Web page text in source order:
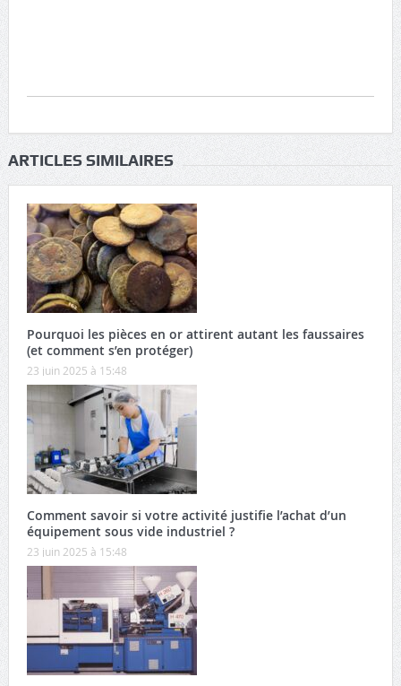
ARTICLES SIMILAIRES
Pourquoi les pièces en or attirent autant les faussaires
(et comment s’en protéger)
23 juin 2025 à 15:48
Comment savoir si votre activité justifie l’achat d’un
équipement sous vide industriel ?
23 juin 2025 à 15:48